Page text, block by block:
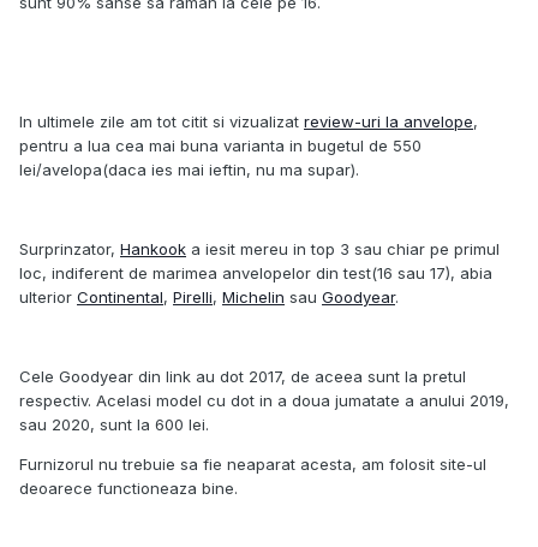
In ultimele zile am tot citit si vizualizat review-uri la anvelope,
pentru a lua cea mai buna varianta in bugetul de 550
lei/avelopa(daca ies mai ieftin, nu ma supar).
Surprinzator, Hankook a iesit mereu in top 3 sau chiar pe primul
loc, indiferent de marimea anvelopelor din test(16 sau 17), abia
ulterior Continental, Pirelli, Michelin sau Goodyear.
Cele Goodyear din link au dot 2017, de aceea sunt la pretul
respectiv. Acelasi model cu dot in a doua jumatate a anului 2019,
sau 2020, sunt la 600 lei.
Furnizorul nu trebuie sa fie neaparat acesta, am folosit site-ul
deoarece functioneaza bine.